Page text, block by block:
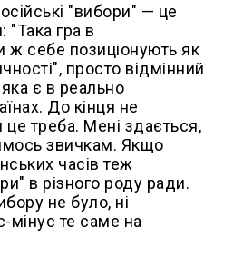
"вибори" — це
"Така гра в
ж себе позиціонують як
просто відмінний
яка є в реально
До кінця не
це треба. Мені здається,
звичкам. Якщо
часів теж
в різного роду ради.
не було, ні
мінус те саме на